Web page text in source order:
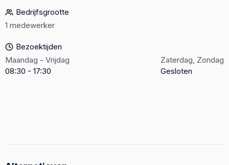
Bedrijfsgrootte
1 medewerker
Bezoektijden
Maandag - Vrijdag
08:30 - 17:30
Zaterdag, Zondag
Gesloten